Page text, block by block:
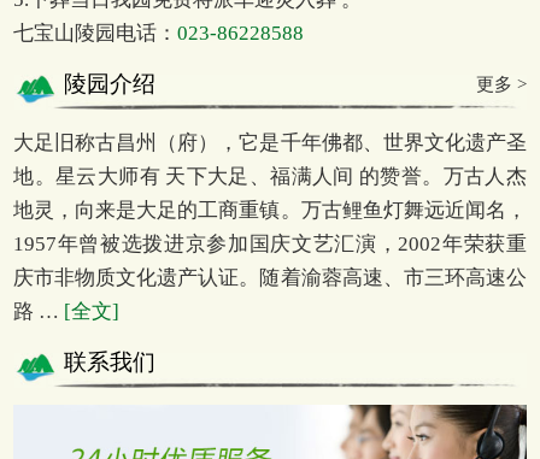
七宝山陵园电话：023-86228588
陵园介绍 更多 >
大足旧称古昌州（府），它是千年佛都、世界文化遗产圣
地。星云大师有 天下大足、福满人间 的赞誉。万古人杰
地灵，向来是大足的工商重镇。万古鲤鱼灯舞远近闻名，
1957年曾被选拨进京参加国庆文艺汇演，2002年荣获重
庆市非物质文化遗产认证。随着渝蓉高速、市三环高速公
路 … [全文]
联系我们